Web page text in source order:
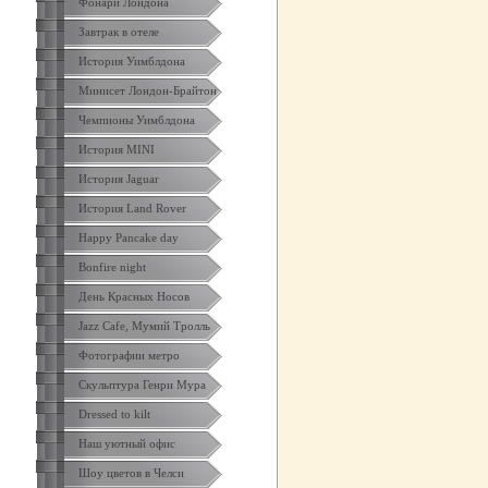
Завтрак в отеле
История Уимблдона
Минисет Лондон-Брайтон
Чемпионы Уимблдона
История MINI
История Jaguar
История Land Rover
Happy Pancake day
Bonfire night
День Красных Носов
Jazz Cafe, Мумий Тролль
Фотографии метро
Скульптура Генри Мура
Dressed to kilt
Наш уютный офис
Шоу цветов в Челси